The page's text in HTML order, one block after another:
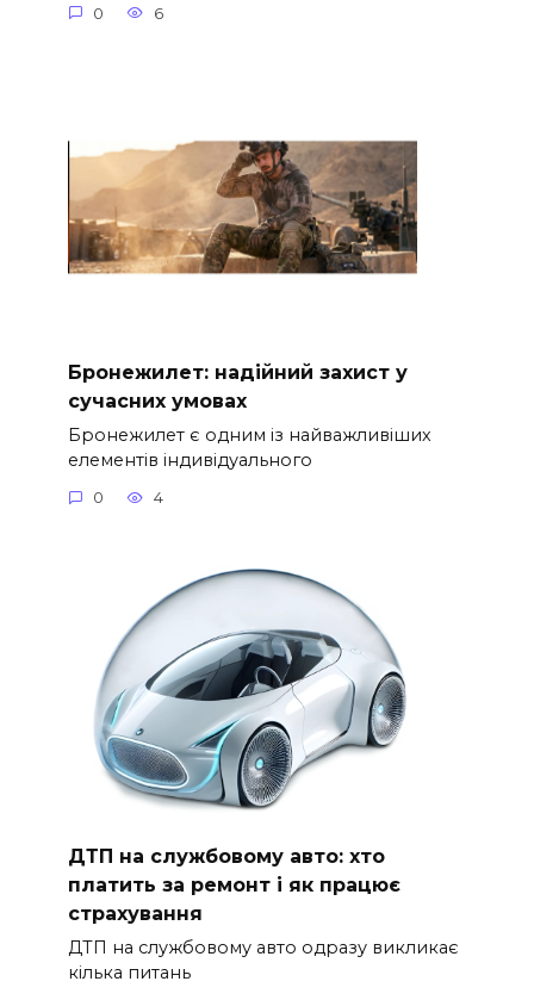
0 6
Бронежилет: надійний захист у
сучасних умовах
Бронежилет є одним із найважливіших
елементів індивідуального
0 4
ДТП на службовому авто: хто
платить за ремонт і як працює
страхування
ДТП на службовому авто одразу викликає
кілька питань